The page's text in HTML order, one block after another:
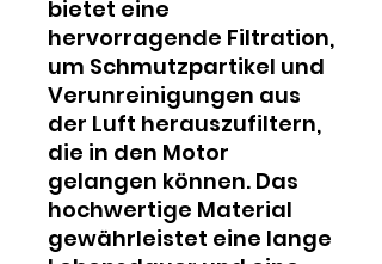
bietet eine
hervorragende Filtration,
um Schmutzpartikel und
Verunreinigungen aus
der Luft herauszufiltern,
die in den Motor
gelangen können. Das
hochwertige Material
gewährleistet eine lange